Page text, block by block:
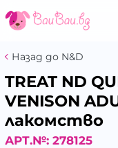
Назад до N&D
TREAT ND
VENISON
лакомство
АРТ.№: 278125